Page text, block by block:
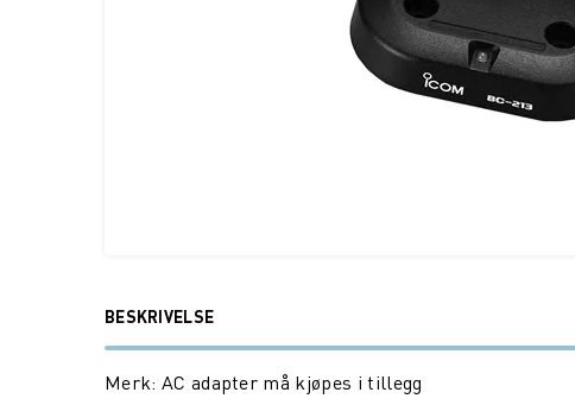
BESKRIVELSE
Merk: AC adapter må kjøpes i tillegg